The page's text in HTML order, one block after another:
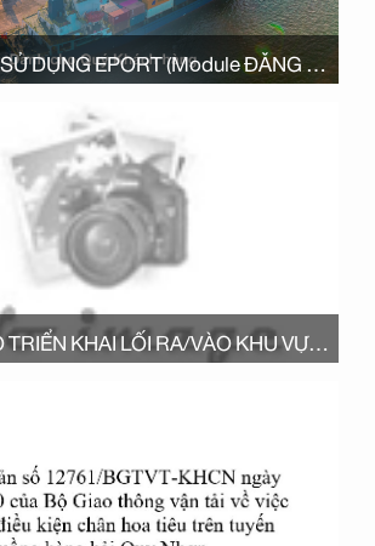
DỤNG EPORT (Module ĐĂNG KÝ
SỬ DỤNG DỊCH VỤ CẢNG)
KHAI LỐI RA/VÀO KHU VỰC
TY CỔ PHẨN CẢNG QUY NHƠN